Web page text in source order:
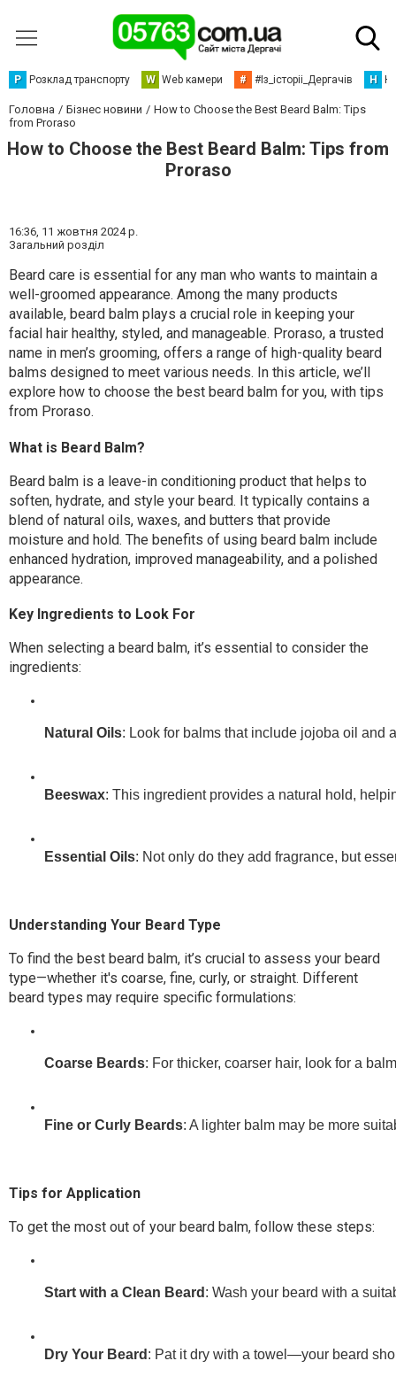
Р Розклад транспорту W Web камери # #Із_історіі_Дергачів Н
Головна Бізнес новини
How to Choose the Best Beard Balm: Tips
from Proraso
How to Choose the Best Beard Balm: Tips from
Proraso
16:36, 11 жовтня 2024 р.
Загальний розділ
Beard care is essential for any man who wants to maintain a
well-groomed appearance. Among the many products
available, beard balm plays a crucial role in keeping your
facial hair healthy, styled, and manageable. Proraso, a trusted
name in men’s grooming, offers a range of high-quality beard
balms designed to meet various needs. In this article, we’ll
explore how to choose the best beard balm for you, with tips
from Proraso.
What is Beard Balm?
Beard balm is a leave-in conditioning product that helps to
soften, hydrate, and style your beard. It typically contains a
blend of natural oils, waxes, and butters that provide
moisture and hold. The benefits of using beard balm include
enhanced hydration, improved manageability, and a polished
appearance.
Key Ingredients to Look For
When selecting a beard balm, it’s essential to consider the
ingredients:
Natural Oils: Look for balms that include jojoba oil and
Beeswax: This ingredient provides a natural hold,
Essential Oils: Not only do they add fragrance, but
Understanding Your Beard Type
To find the best beard balm, it’s crucial to assess your beard
type—whether it's coarse, fine, curly, or straight. Different
beard types may require specific formulations:
Coarse Beards: For thicker, coarser hair, look for a
Fine or Curly Beards: A lighter balm may be more
Tips for Application
To get the most out of your beard balm, follow these steps:
Start with a Clean Beard : Wash your beard with a
Dry Your Beard : Pat it dry with a towel—your beard